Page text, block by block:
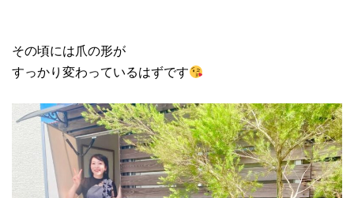
その頃には爪の形が
すっかり変わっているはずです